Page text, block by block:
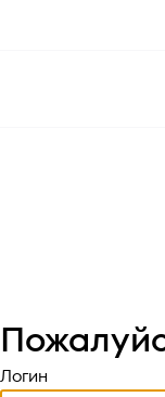
Логин